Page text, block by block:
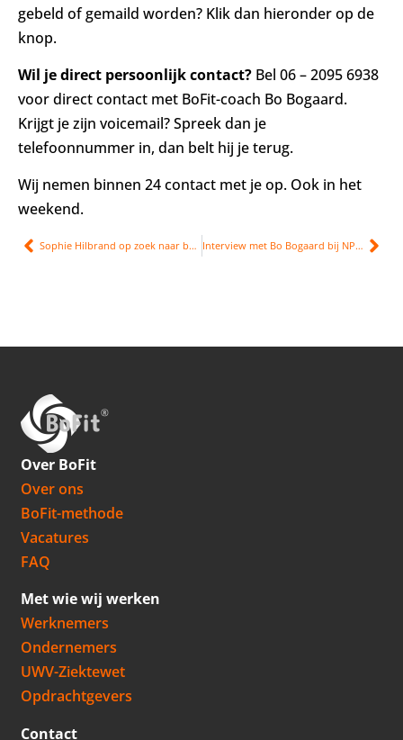
gebeld of gemaild worden? Klik dan hieronder op de
knop.
Wil je direct persoonlijk contact? Bel 06 – 2095 6938
voor direct contact met BoFit-coach Bo Bogaard.
Krijgt je zijn voicemail? Spreek dan je
telefoonnummer in, dan belt hij je terug.
Wij nemen binnen 24 contact met je op. Ook in het
weekend.
Sophie Hilbrand op zoek naar burn-out Interview met Bo Bogaard bij NPO radio1
Over BoFit
Over ons
BoFit-methode
Vacatures
FAQ
Met wie wij werken
Werknemers
Ondernemers
UWV-Ziektewet
Opdrachtgevers
Contact